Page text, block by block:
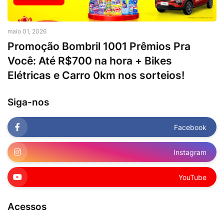
maio 01, 2026
Promoção Bombril 1001 Prêmios Pra
Você: Até R$700 na hora + Bikes
Elétricas e Carro 0km nos sorteios!
Siga-nos
Facebook
Instagram
YouTube
Acessos